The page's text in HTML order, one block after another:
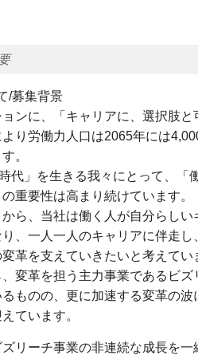
/募集背景
ンに、「キャリアに、選択肢と
り労働力人口は2065年には
。
代」を生きる我々にとって、「
の重要性は高まり続けています。
ら、当社は働く人が自分らし
、一人一人のキャリアに伴走
革を支えていきたいと考えてい
、変革を担う主力事業であるビ
ものの、更に加速する変革の
ています。
リーチ事業の非連続な成長を